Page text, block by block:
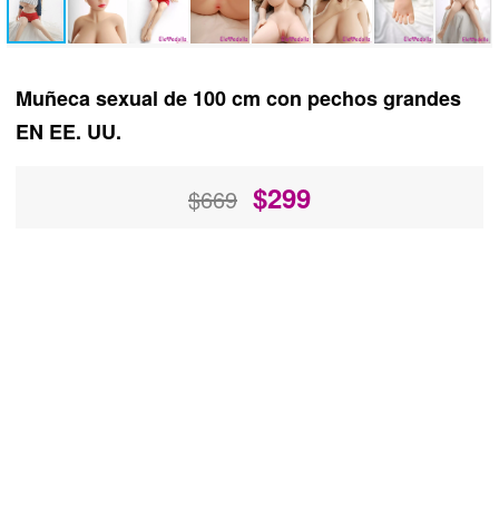
Muñeca sexual de 100 cm con pechos grandes
EN EE. UU.
$669 $299